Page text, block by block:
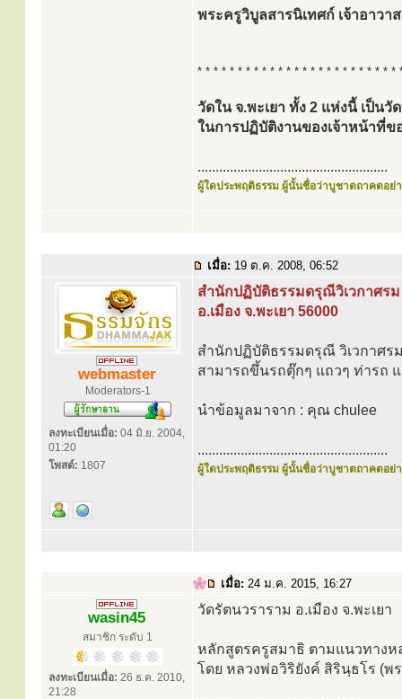
พระครูวิบูลสารนิเทศก์ เจ้าอาวาส
* * * * * * * * * * * * * * * * * * * * * * * * *
วัดใน จ.พะเยา ทั้ง 2 แห่งนี้ เป็น
ในการปฏิบัติงานของเจ้าหน้าที่
.....................................................
ผู้ใดประพฤติธรรม ผู้นั้นชื่อว่าบูชาตถาคตอย่า
เมื่อ: 19 ต.ค. 2008, 06:52
webmaster
Moderators-1
ลงทะเบียนเมื่อ: 04 มิ.ย. 2004,
01:20
โพสต์: 1807
สำนักปฏิบัติธรรมดรุณีวิเวกาศรม
อ.เมือง จ.พะเยา 56000
สำนักปฏิบัติธรรมดรุณี วิเวกาศร
สามารถขึ้นรถตุ๊กๆ แถวๆ ท่ารถ
นำข้อมูลมาจาก : คุณ chulee
.....................................................
ผู้ใดประพฤติธรรม ผู้นั้นชื่อว่าบูชาตถาคตอย่า
เมื่อ: 24 ม.ค. 2015, 16:27
wasin45
สมาชิก ระดับ 1
ลงทะเบียนเมื่อ: 26 ธ.ค. 2010,
21:28
วัดรัตนวราราม อ.เมือง จ.พะเยา
หลักสูตรครูสมาธิ ตามแนวทางห
โดย หลวงพ่อวิริยังค์ สิรินฺธโร (